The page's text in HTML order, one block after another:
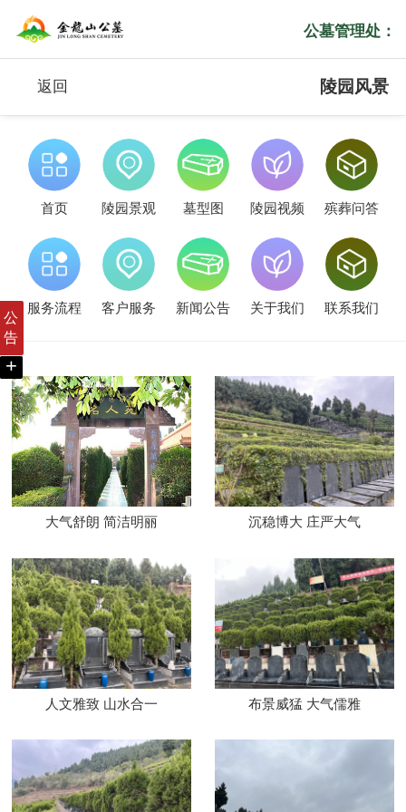
公
告
+
公墓管理处：
返回 陵园风景
首页 陵园景观 墓型图 陵园视频 殡葬问答
服务流程 客户服务 新闻公告 关于我们 联系我们
大气舒朗 简洁明丽 沉稳博大 庄严大气
人文雅致 山水合一 布景威猛 大气儒雅